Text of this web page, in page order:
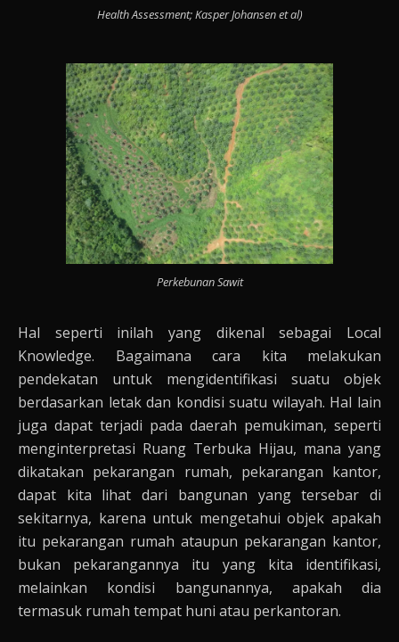
Health Assessment; Kasper Johansen et al)
Perkebunan Sawit
Hal seperti inilah yang dikenal sebagai Local
Knowledge. Bagaimana cara kita melakukan
pendekatan untuk mengidentifikasi suatu objek
berdasarkan letak dan kondisi suatu wilayah. Hal lain
juga dapat terjadi pada daerah pemukiman, seperti
menginterpretasi Ruang Terbuka Hijau, mana yang
dikatakan pekarangan rumah, pekarangan kantor,
dapat kita lihat dari bangunan yang tersebar di
sekitarnya, karena untuk mengetahui objek apakah
itu pekarangan rumah ataupun pekarangan kantor,
bukan pekarangannya itu yang kita identifikasi,
melainkan kondisi bangunannya, apakah dia
termasuk rumah tempat huni atau perkantoran.